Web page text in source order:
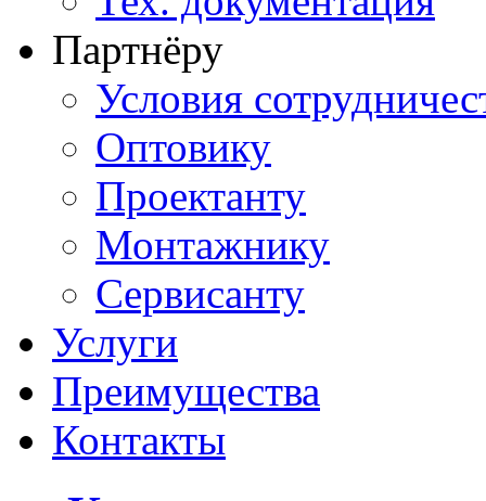
Партнёру
Условия
Оптовику
Проектанту
Монтажнику
Сервисанту
Услуги
Преимущества
Контакты